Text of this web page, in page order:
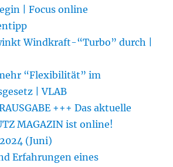
| Focus online
Windkraft-“Turbo” durch |
“Flexibilität” im
| VLAB
+++ Das aktuelle
MAGAZIN ist online!
(Juni)
Erfahrungen eines